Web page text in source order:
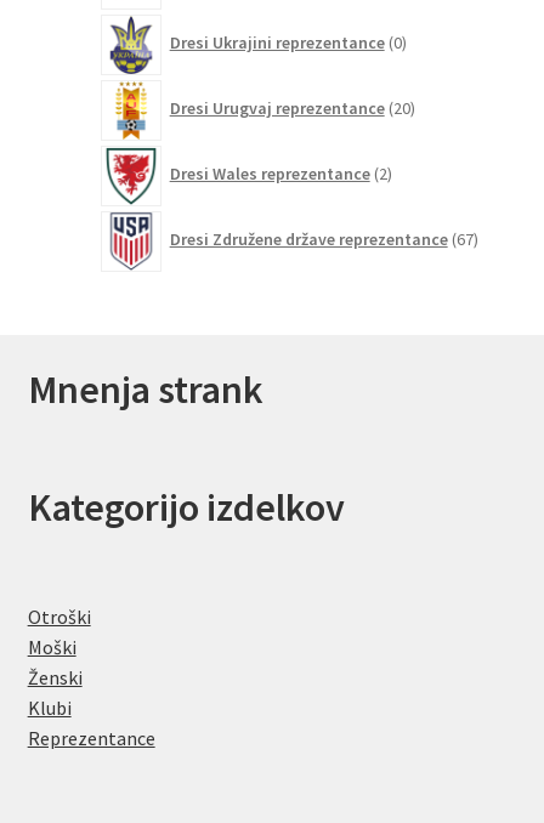
Dresi Ukrajini reprezentance 0izdelkov
Dresi Urugvaj reprezentance 20izdelkov
Dresi Wales reprezentance 2izdelka
Dresi Združene države reprezentance 67izdelkov
Mnenja strank
Kategorijo izdelkov
Otroški
Moški
Ženski
Klubi
Reprezentance